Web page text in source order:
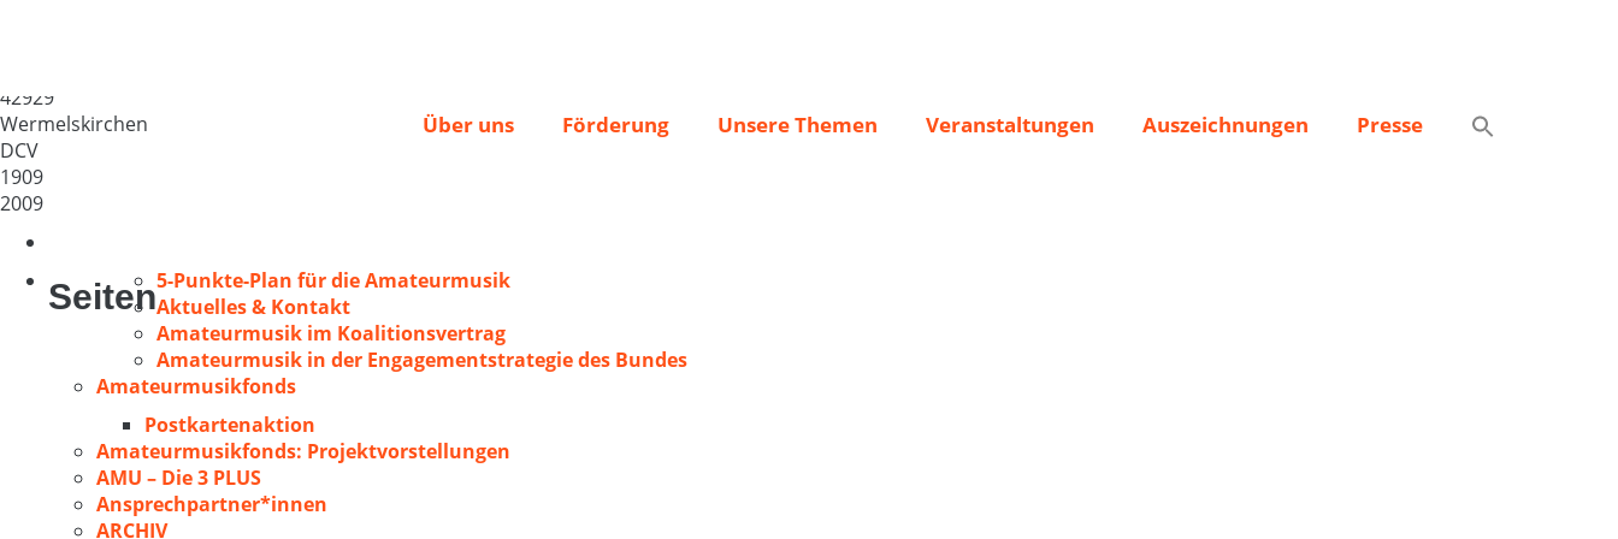
Über uns Förderung Unsere Themen Veranstaltungen Auszeichnungen Presse
42929
Wermelskirchen
DCV
1909
2009
Seiten5-Punkte-Plan für die Amateurmusik
Aktuelles & Kontakt
Amateurmusik im Koalitionsvertrag
Amateurmusik in der Engagementstrategie des Bundes
Amateurmusikfonds
Postkartenaktion
Amateurmusikfonds: Projektvorstellungen
AMU – Die 3 PLUS
Ansprechpartner*innen
ARCHIV